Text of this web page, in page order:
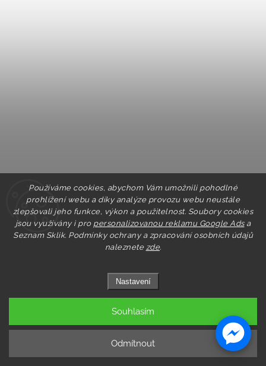
Používáme cookies, abychom Vám umožnili pohodlné
prohlížení webu a díky analýze provozu webu neustále
zlepšovali jeho funkce, výkon a použitelnost. Soubory cookies
jsou využívány i pro personalizovanou reklamu Google Adsa
Seznam Sklik. Podmínky ochrany a zpracování osobních údajů
naleznete zde.
Nastavení
Odmítnout
Souhlasím